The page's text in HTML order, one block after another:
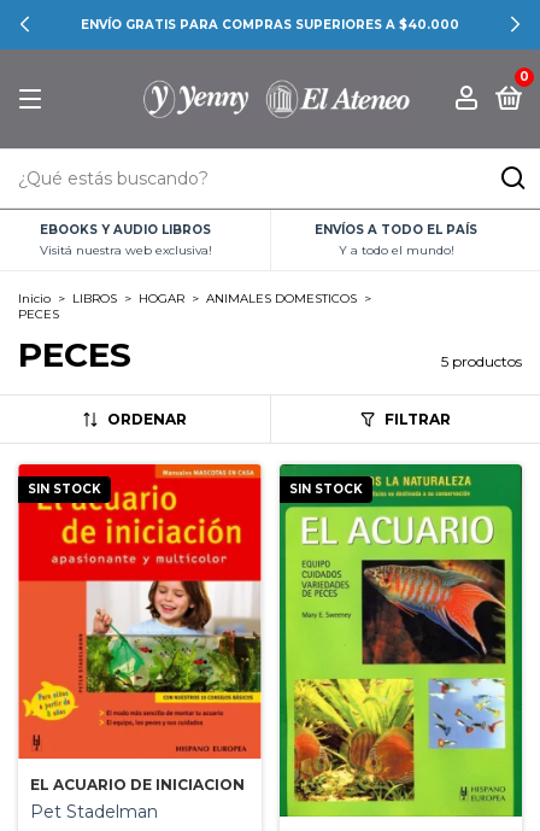
ENVÍO GRATIS PARA COMPRAS SUPERIORES A $40.000
0
EBOOKS Y AUDIO LIBROS
Visitá nuestra web exclusiva!
ENVÍOS A TODO EL PAÍS
Y a todo el mundo!
Inicio > LIBROS > HOGAR > ANIMALES DOMESTICOS >
PECES
PECES 5 productos
ORDENAR FILTRAR
SIN STOCK
EL ACUARIO DE INICIACION
Pet Stadelman
SIN STOCK